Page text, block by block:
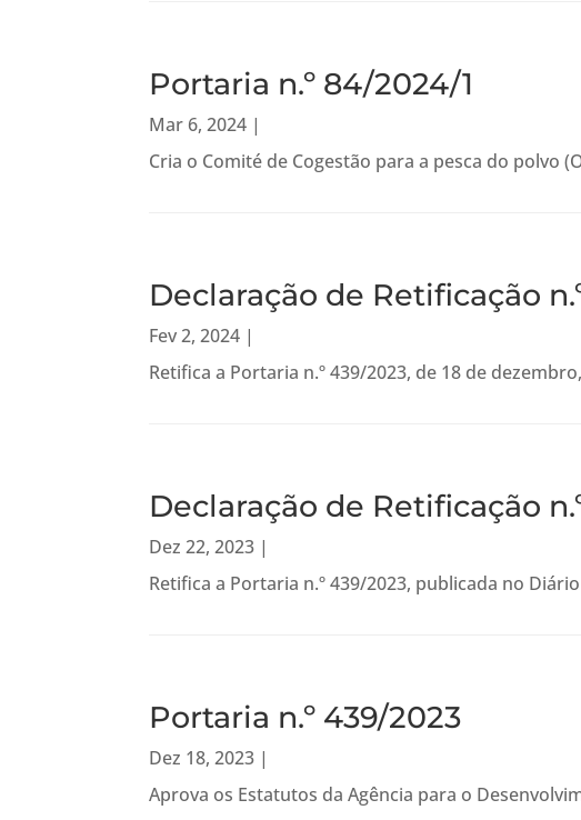
Portaria n.º 84/2024/1
Mar 6, 2024 |
Cria o Comité de Cogestão para a pesca do polvo
Declaração de Retificação
Fev 2, 2024 |
Retifica a Portaria n.º 439/2023, de 18 de
Declaração de Retificação
Dez 22, 2023 |
Retifica a Portaria n.º 439/2023, publicada no
Portaria n.º 439/2023
Dez 18, 2023 |
Aprova os Estatutos da Agência para o